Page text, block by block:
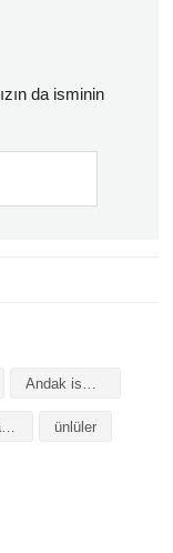
da isminin
arapça yazılışı ünlüler